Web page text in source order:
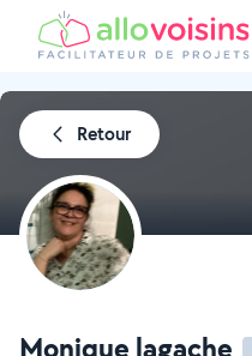
Retour
Monique lagache